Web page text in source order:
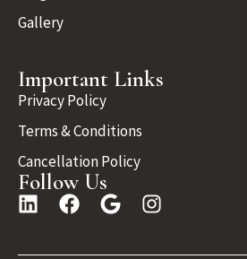
Gallery
Important Links
Privacy Policy
Terms & Conditions
Cancellation Policy
Follow Us